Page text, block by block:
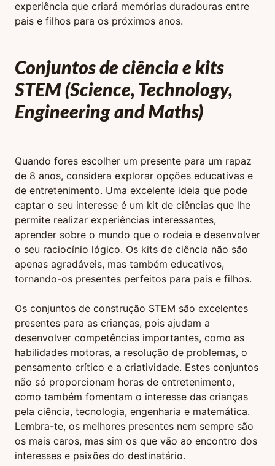
experiência que criará memórias duradouras entre
pais e filhos para os próximos anos.
Conjuntos de ciência e kits
STEM (Science, Technology,
Engineering and Maths)
Quando fores escolher um presente para um rapaz
de 8 anos, considera explorar opções educativas e
de entretenimento. Uma excelente ideia que pode
captar o seu interesse é um kit de ciências que lhe
permite realizar experiências interessantes,
aprender sobre o mundo que o rodeia e desenvolver
o seu raciocínio lógico. Os kits de ciência não são
apenas agradáveis, mas também educativos,
tornando-os presentes perfeitos para pais e filhos.
Os conjuntos de construção STEM são excelentes
presentes para as crianças, pois ajudam a
desenvolver competências importantes, como as
habilidades motoras, a resolução de problemas, o
pensamento crítico e a criatividade. Estes conjuntos
não só proporcionam horas de entretenimento,
como também fomentam o interesse das crianças
pela ciência, tecnologia, engenharia e matemática.
Lembra-te, os melhores presentes nem sempre são
os mais caros, mas sim os que vão ao encontro dos
interesses e paixões do destinatário.